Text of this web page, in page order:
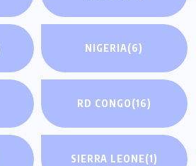
NIGERIA(6)
RD CONGO(16)
SIERRA LEONE(1)